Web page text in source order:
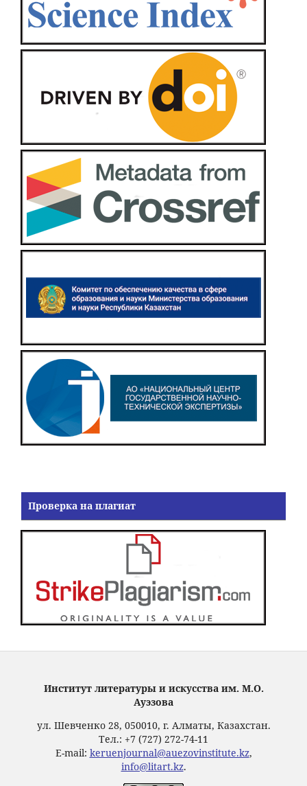
Проверка на плагиат
Институт литературы и искусства им. М.О.
Ауэзова
ул. Шевченко 28, 050010, г. Алматы, Казахстан.
Тел.: +7 (727) 272-74-11
E-mail: keruenjournal@auezovinstitute.kz,
info@litart.kz.